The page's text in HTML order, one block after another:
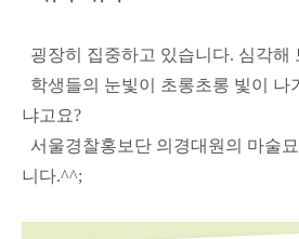
굉장히 집중하고 있습니다. 심각해
학생들의 눈빛이 초롱초롱 빛이 나
냐고요?
서울경찰홍보단 의경대원의 마술
니다.^^;